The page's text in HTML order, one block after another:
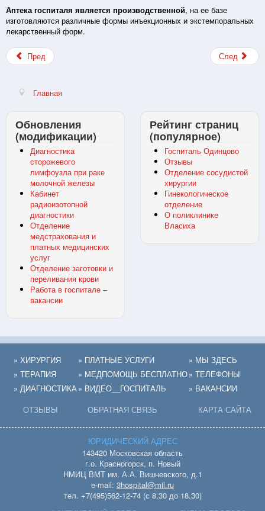
Аптека госпиталя является производственной, на ее базе
изготовляются различные формы инъекционных и экстемпоральных
лекарственный форм.
Пред След
Главная
Обновления
(модификации)
Диагностика
сторожевого
лимфоузла при раке
молочной железы
Кабинет
радиоизотопной
диагностики
Отделение
медстрахования и
платных медицинских
услуг
Отделение заготовки и
переливания крови
Работа в госпитале –
вакансии
Рейтинг страниц
(популярное)
Госпиталь Одинцово
Отзывы
Отделение сосудистой
хирургии
Гинекологическое
отделение
О поликлинике
Власиха
» ХИРУРГИЯ
» ТЕРАПИЯ
» ДИАГНОСТИКА
ОТЗЫВЫ
» ПЛАТНЫЕ УСЛУГИ
» МЕДПОМОЩЬ БЕСПЛАТНО
» ВИДЕО__ГОСПИТАЛЬ
ОБРАТНАЯ СВЯЗЬ
» МЫ ЗДЕСЬ
» ТЕЛЕФОНЫ
» ВАКАНСИИ
КАРТА САЙТА
ЮРИДИЧЕСКИЙ АДРЕС
143420 Московская область
г.о. Красногорск, п. Новый
НМИЦ ВМТ им. А.А. Вишневского, д.1
e-mail: 3hospital@mil.ru
тел. +7(495)562-12-74 (с 8.30 до 18.30)